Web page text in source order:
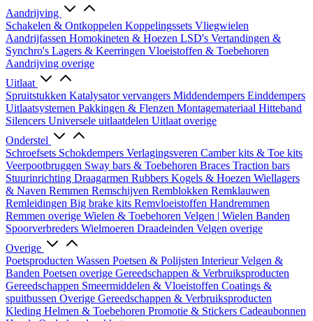
Aandrijving
Schakelen & Ontkoppelen Koppelingssets Vliegwielen
Aandrijfassen Homokineten & Hoezen LSD's Vertandingen &
Synchro's Lagers & Keerringen Vloeistoffen & Toebehoren
Aandrijving overige
Uitlaat
Spruitstukken Katalysator vervangers Middendempers Einddempers
Uitlaatsystemen Pakkingen & Flenzen Montagemateriaal Hitteband
Silencers Universele uitlaatdelen Uitlaat overige
Onderstel
Schroefsets Schokdempers Verlagingsveren Camber kits & Toe kits
Veerpootbruggen Sway bars & Toebehoren Braces Traction bars
Stuurinrichting Draagarmen Rubbers Kogels & Hoezen Wiellagers
& Naven Remmen Remschijven Remblokken Remklauwen
Remleidingen Big brake kits Remvloeistoffen Handremmen
Remmen overige Wielen & Toebehoren Velgen | Wielen Banden
Spoorverbreders Wielmoeren Draadeinden Velgen overige
Overige
Poetsproducten Wassen Poetsen & Polijsten InterieurVelgen &
Banden Poetsen overige Gereedschappen & Verbruiksproducten
Gereedschappen Smeermiddelen & Vloeistoffen Coatings &
spuitbussen Overige Gereedschappen & Verbruiksproducten
Kleding Helmen & Toebehoren Promotie & Stickers Cadeaubonnen